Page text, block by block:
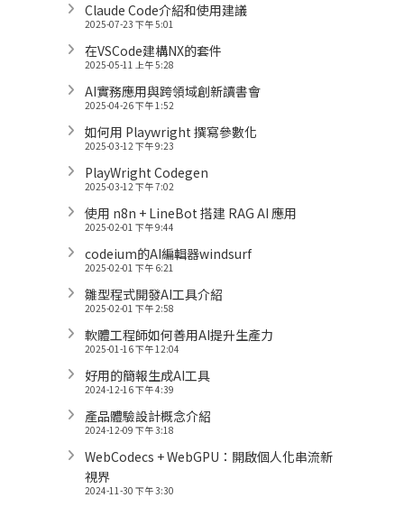
Claude Code介紹和使用建議
2025-07-23 下午 5:01
在VSCode建構NX的套件
2025-05-11 上午 5:28
AI實務應用與跨領域創新讀書會
2025-04-26 下午 1:52
如何用 Playwright 撰寫參數化
2025-03-12 下午 9:23
PlayWright Codegen
2025-03-12 下午 7:02
使用 n8n + LineBot 搭建 RAG AI 應用
2025-02-01 下午 9:44
codeium的AI編輯器windsurf
2025-02-01 下午 6:21
雛型程式開發AI工具介紹
2025-02-01 下午 2:58
軟體工程師如何善用AI提升生產力
2025-01-16 下午 12:04
好用的簡報生成AI工具
2024-12-16 下午 4:39
產品體驗設計概念介紹
2024-12-09 下午 3:18
WebCodecs + WebGPU：開啟個人化串流新
視界
2024-11-30 下午 3:30